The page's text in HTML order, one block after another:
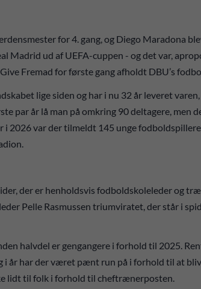
for 4. gang, og Diego Maradona
Madrid ud af UEFA-cuppen - og det var,
Fremad for første gang afholdt DBU’s
lige siden og har i nu 32 år leveret varen,
par år lå man på omkring 90 deltagere, men
i 2026 var der tilmeldt 145 unge
der er henholdsvis fodboldskoleleder og
Pelle Rasmussen triumviratet, der står i
halvdel er gengangere i forhold til 2025.
i år har der været pænt run på i forhold til at
lidt til folk i forhold til cheftrænerposten.